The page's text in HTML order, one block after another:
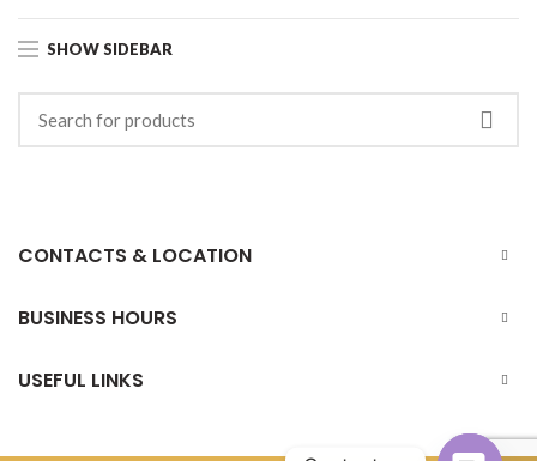
SHOW SIDEBAR
CONTACTS & LOCATION
BUSINESS HOURS
USEFUL LINKS